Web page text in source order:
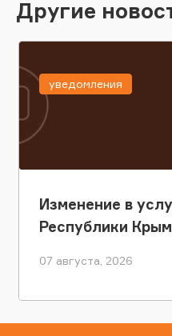
Другие
Изменение в
Республики Крым
07 августа, 2026
уведомления